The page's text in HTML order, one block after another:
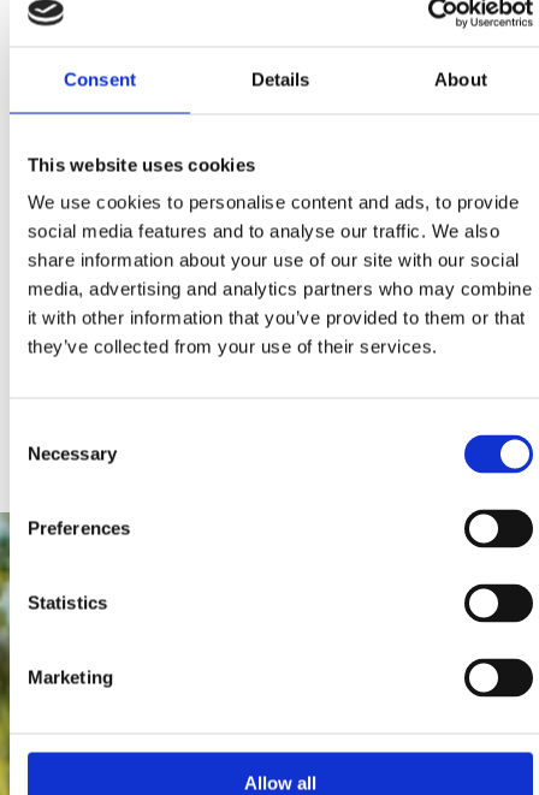
Consent Details About
This website uses cookies
We use cookies to personalise content and ads, to provide
social media features and to analyse our traffic. We also
share information about your use of our site with our social
media, advertising and analytics partners who may combine
it with other information that you’ve provided to them or that
they’ve collected from your use of their services.
Selection
Necessary
Preferences
Statistics
Marketing
Allow all
mestni avtobus, taksi, turistični vlakec, rent-a-car, rent-
in bolj oddaljenimi destinacijami (Hitra ladijska
županijska linija Crikvenica-Šilo (otok Krk), Železniška
Poleg tega vam na enem mestu prinašamo vse nasvete
in informacije o mejnih prehodih, s.o.s. telefonskih
številkah, koristnih kontaktih, denarju in bankomatih,
zdravstvenem varstvu, cerkvah, dela prostih dnevih in
praznikih itd. Izvedite, kako načrtovati dopust s svojim
vozila.